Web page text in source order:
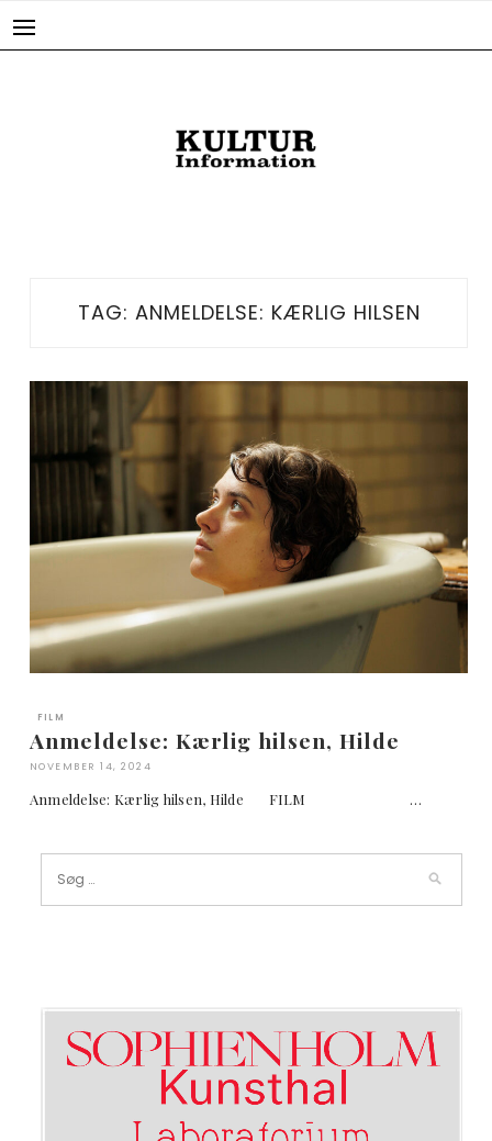
TAG: ANMELDELSE: KÆRLIG HILSEN
FILM
Anmeldelse: Kærlig hilsen, Hilde
NOVEMBER 14, 2024
Anmeldelse: Kærlig hilsen, Hilde FILM …